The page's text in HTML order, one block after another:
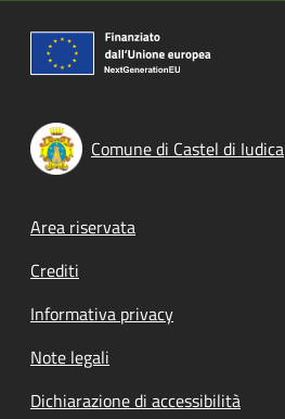
Comune di Castel di Iudica
Footer menu
Area riservata
Crediti
Informativa privacy
Note legali
Dichiarazione di accessibilità